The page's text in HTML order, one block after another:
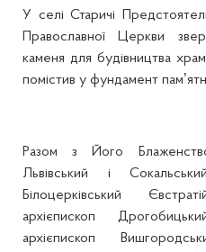
У селі Старичі
Православної Церкви
каменя для будівництва
помістив у фундамент
Разом з Його
Львівський і
Білоцерківський
архієпископ
архієпископ